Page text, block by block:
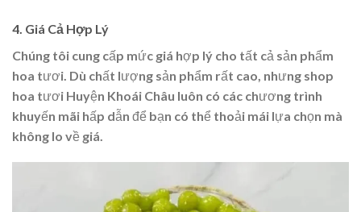
4. Giá Cả Hợp Lý
Chúng tôi cung cấp mức giá hợp lý cho tất cả sản phẩm
hoa tươi. Dù chất lượng sản phẩm rất cao, nhưng shop
hoa tươi Huyện Khoái Châu luôn có các chương trình
khuyến mãi hấp dẫn để bạn có thể thoải mái lựa chọn mà
không lo về giá.